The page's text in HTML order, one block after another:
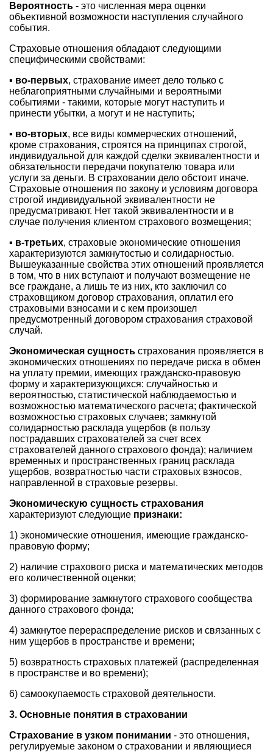
Вероятность - это численная мера оценки
объективной возможности наступления случайного
события.
Страховые отношения обладают следующими
специфическими свойствами:
▪ во-первых, страхование имеет дело только с
неблагоприятными случайными и вероятными
событиями - такими, которые могут наступить и
принести убытки, а могут и не наступить;
▪ во-вторых, все виды коммерческих отношений,
кроме страхования, строятся на принципах строгой,
индивидуальной для каждой сделки эквивалентности и
обязательности передачи покупателю товара или
услуги за деньги. В страховании дело обстоит иначе.
Страховые отношения по закону и условиям договора
строгой индивидуальной эквивалентности не
предусматривают. Нет такой эквивалентности и в
случае получения клиентом страхового возмещения;
▪ в-третьих, страховые экономические отношения
характеризуются замкнутостью и солидарностью.
Вышеуказанные свойства этих отношений проявляется
в том, что в них вступают и получают возмещение не
все граждане, а лишь те из них, кто заключил со
страховщиком договор страхования, оплатил его
страховыми взносами и с кем произошел
предусмотренный договором страхования страховой
случай.
Экономическая сущность страхования проявляется в
экономических отношениях по передаче риска в обмен
на уплату премии, имеющих гражданско-правовую
форму и характеризующихся: случайностью и
вероятностью, статистической наблюдаемостью и
возможностью математического расчета; фактической
возможностью страховых случаев; замкнутой
солидарностью расклада ущербов (в пользу
пострадавших страхователей за счет всех
страхователей данного страхового фонда); наличием
временных и пространственных границ расклада
ущербов, возвратностью части страховых взносов,
направленной в страховые резервы.
Экономическую сущность страхования
характеризуют следующие признаки:
1) экономические отношения, имеющие гражданско-
правовую форму;
2) наличие страхового риска и математических методов
его количественной оценки;
3) формирование замкнутого страхового сообщества
данного страхового фонда;
4) замкнутое перераспределение рисков и связанных с
ним ущербов в пространстве и времени;
5) возвратность страховых платежей (распределенная
в пространстве и во времени);
6) самоокупаемость страховой деятельности.
3. Основные понятия в страховании
Страхование в узком понимании - это отношения,
регулируемые законом о страховании и являющиеся